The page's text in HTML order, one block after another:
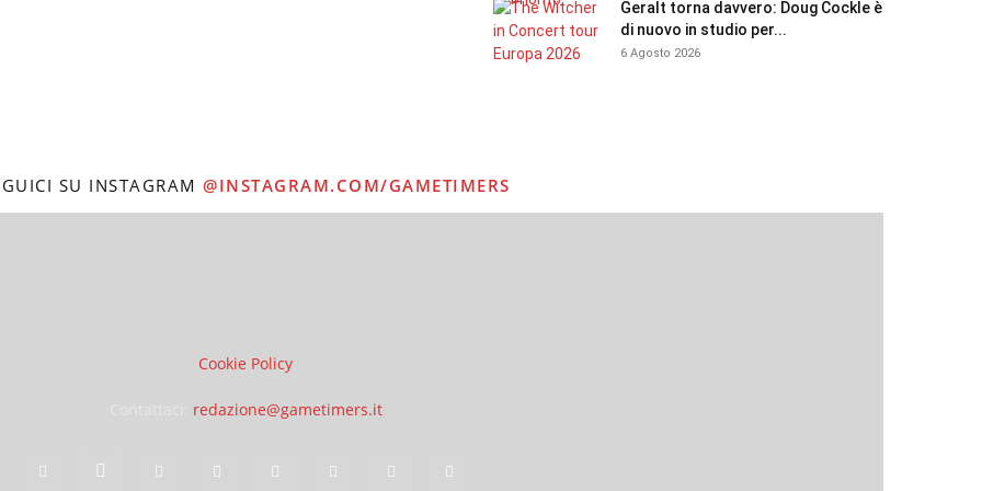
Geralt torna davvero: Doug Cockle è
di nuovo in studio per...
6 Agosto 2026
SU INSTAGRAM @INSTAGRAM.COM/GAMETIMERS
Cookie Policy
redazione@gametimers.it